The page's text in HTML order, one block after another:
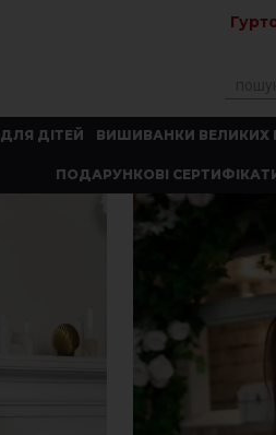
ДЛЯ ДІТЕЙ ВИШИВАНКИ ВЕЛИКИХ
ПОДАРУНКОВІ